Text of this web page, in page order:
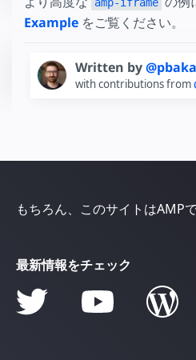
Example をご覧ください。
Written by
with contributions from
もちろん、このサイトはAMP
最新情報をチェック